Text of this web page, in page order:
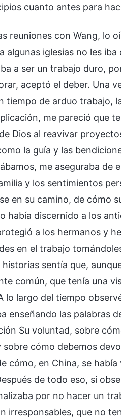
cuanto antes para
reuniones con Wang, lo
algunas iglesias no les
a ser un trabajo duro,
aceptó el deber. Una
tiempo de arduo trabajo,
me pareció que
Dios al reavivar
la guía y las
me aseguraba de
y los sentimientos
en su camino, de cómo
había discernido a los
a los hermanos y
en el trabajo
sentía que,
común, que tenía una
lo largo del tiempo
enseñando las palabras
Su voluntad, sobre
cómo debemos
cómo, en China, se
de todo eso, si
por no hacer un
irresponsables, que no